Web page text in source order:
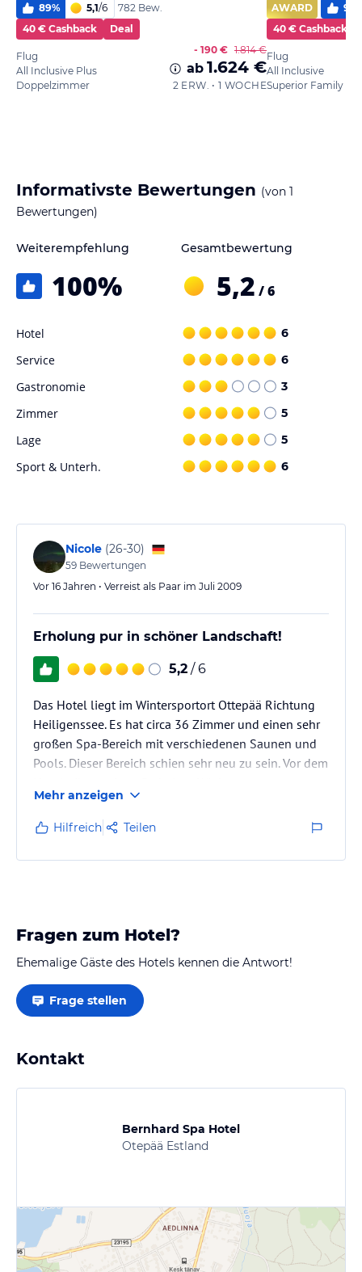
89% 5,1/6
782 Bew.
40 € Cashback
Deal
Flug
All Inclusive Plus
Doppelzimmer
- 190 € 1.814 €
ab 1.624 €
2 ERW. • 1 WOCHE
AWARD
98
40 € Cashback
Flug
All Inclusive
Informativste Bewertungen (von 1
Bewertungen)
Weiterempfehlung
100%
Gesamtbewertung
5,2 / 6
Hotel 6
Service 6
Gastronomie 3
Zimmer 5
Lage 5
Sport & Unterh. 6
Nicole (26-30)
59 Bewertungen
Vor 16 Jahren • Verreist als Paar im Juli 2009
Erholung pur in schöner Landschaft!
5,2 / 6
Das Hotel liegt im Wintersportort Ottepää Richtung
Heiligenssee. Es hat circa 36 Zimmer und einen sehr
großen Spa-Bereich mit verschiedenen Saunen und
Pools. Dieser Bereich schien sehr neu zu sein. Vor dem
Zimmer mit Frühstück gebucht. Neben uns gab es
auch einheimische Gäste, Singles, Paare oder auch
Mehr anzeigen
Hilfreich Teilen
Fragen zum Hotel?
Ehemalige Gäste des Hotels kennen die Antwort!
Frage stellen
Kontakt
Bernhard Spa Hotel
Otepää Estland